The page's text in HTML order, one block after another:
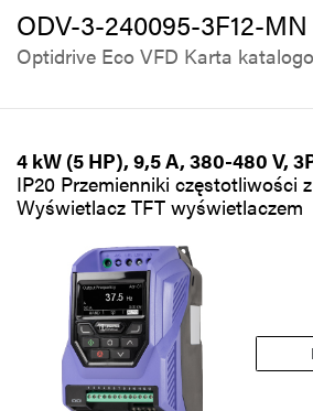
ODV-3-240095-3F12-MN
Optidrive Eco VFD Karta
4 kW (5 HP), 9,5 A, 380-480 V,
IP20 Przemienniki częstotliwości
Wyświetlacz TFT wyświetlaczem